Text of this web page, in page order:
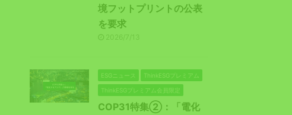
境フットプリントの公表
を要求
2026/7/13
ESGニュース ThinkESGプレミアム
ThinkESGプレミアム会員限定
COP31特集②：「電化